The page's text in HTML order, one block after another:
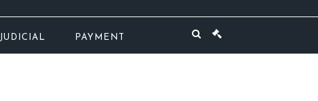
JUDICIAL PAYMENT